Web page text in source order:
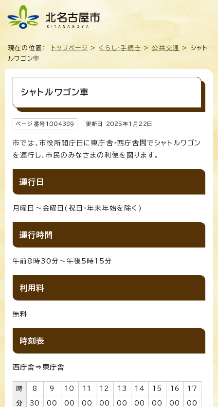
現在の位置： トップページ > くらし・手続き >公共交通
> シャト
ルワゴン車
シャトルワゴン車
ページ番号1004389 更新日 2025年1月 22 日
市では、市役所開庁日に東庁舎・西庁舎間でシャトルワゴン
を運行し、市民のみなさまの利便を図ります。
運行日
月曜日～金曜日(祝日・年末年始を除く)
運行時間
午前8時30分～午後5時15分
利用料
無料
時刻表
西庁舎⇒東庁舎
時 8 9 10 11 12 13 14 15 16 17
分 30
00
00
00
00
00
00
00
00
00